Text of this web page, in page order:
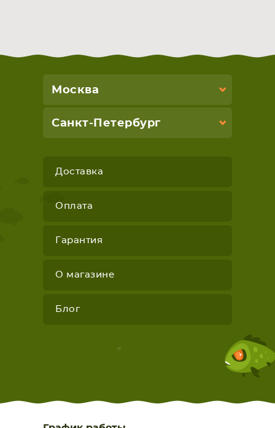
Москва
Санкт-Петербург
Доставка
Оплата
Гарантия
О магазине
Блог